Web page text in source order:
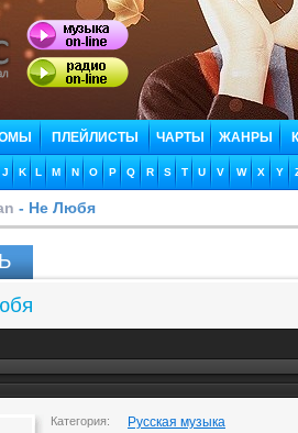
ПЛЕЙЛИСТЫ ЧАРТЫ ЖАНРЫ
J K L M N O P Q R S T U V W X Y
- Не Любя
Категория: Русская музыка